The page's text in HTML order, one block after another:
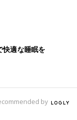
整ではお金は戻ら
間ため息がでまし
考えたくもない状
ようです。お給料
快適な睡眠を
by